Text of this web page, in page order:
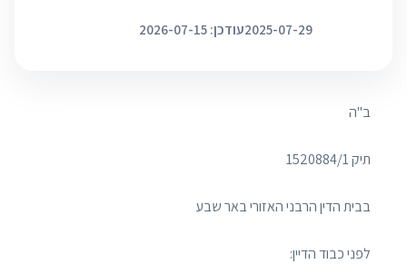
2025-07-29עודכן: 2026-07-15
ב"ה
תיק 1520884/1
בבית הדין הרבני האזורי באר שבע
לפני כבוד הדיין: